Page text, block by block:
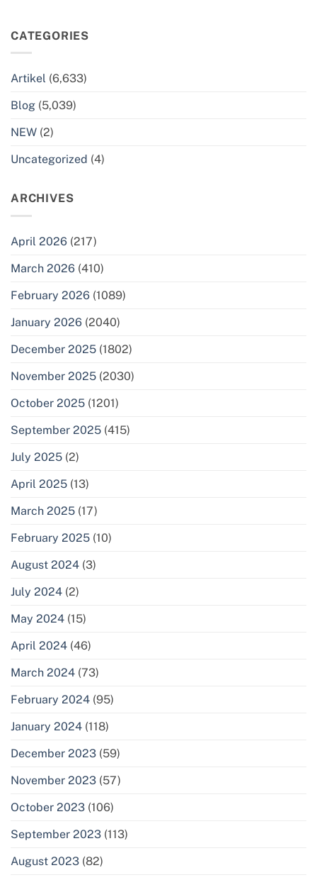
CATEGORIES
Artikel (6,633)
Blog (5,039)
NEW (2)
Uncategorized (4)
ARCHIVES
April 2026 (217)
March 2026 (410)
February 2026 (1089)
January 2026 (2040)
December 2025 (1802)
November 2025 (2030)
October 2025 (1201)
September 2025 (415)
July 2025 (2)
April 2025 (13)
March 2025 (17)
February 2025 (10)
August 2024 (3)
July 2024 (2)
May 2024 (15)
April 2024 (46)
March 2024 (73)
February 2024 (95)
January 2024 (118)
December 2023 (59)
November 2023 (57)
October 2023 (106)
September 2023 (113)
August 2023 (82)